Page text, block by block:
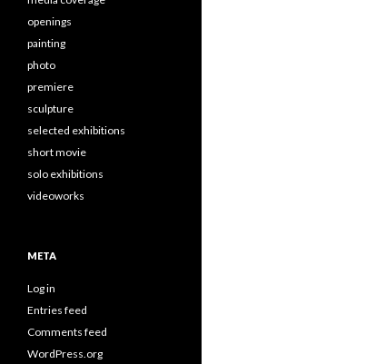
openings
painting
photo
premiere
sculpture
selected exhibitions
short movie
solo exhibitions
videoworks
META
Log in
Entries feed
Comments feed
WordPress.org